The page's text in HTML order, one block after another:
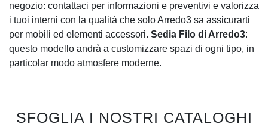
negozio: contattaci per informazioni e preventivi e valorizza
i tuoi interni con la qualità che solo Arredo3 sa assicurarti
per mobili ed elementi accessori. Sedia Filo di Arredo3:
questo modello andrà a customizzare spazi di ogni tipo, in
particolar modo atmosfere moderne.
SFOGLIA I NOSTRI CATALOGHI